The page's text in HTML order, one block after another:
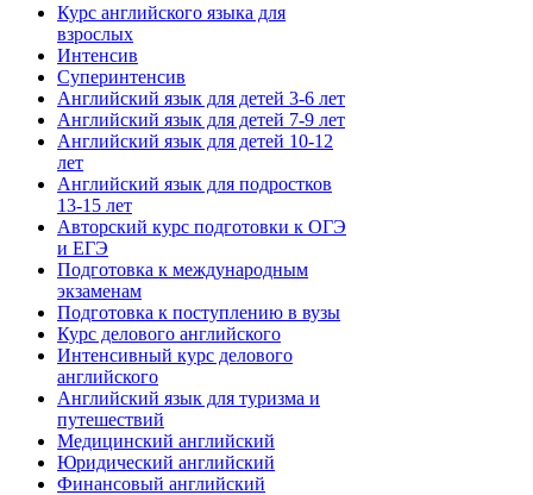
Курс английского языка для
взрослых
Интенсив
Суперинтенсив
Английский язык для детей 3-6 лет
Английский язык для детей 7-9 лет
Английский язык для детей 10-12
лет
Английский язык для подростков
13-15 лет
Авторский курс подготовки к ОГЭ
и ЕГЭ
Подготовка к международным
экзаменам
Подготовка к поступлению в вузы
Курс делового английского
Интенсивный курс делового
английского
Английский язык для туризма и
путешествий
Медицинский английский
Юридический английский
Финансовый английский